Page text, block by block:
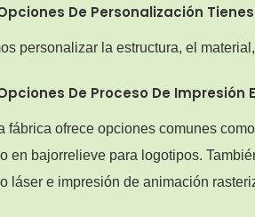
De Personalización
personalizar la estructura, el
De Proceso De Impresión
fábrica ofrece opciones comunes
en bajorrelieve para logotipos.
láser e impresión de animación